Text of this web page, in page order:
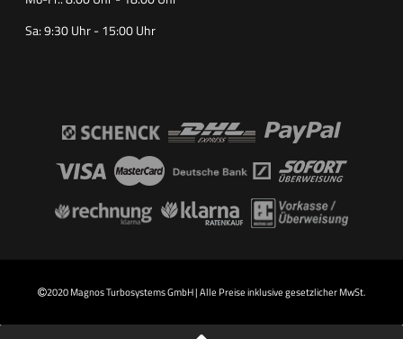
Sa: 9:30 Uhr - 15:00 Uhr
2020 Magnos Turbosystems GmbH | Alle Preise inklusive gesetzlicher MwSt.